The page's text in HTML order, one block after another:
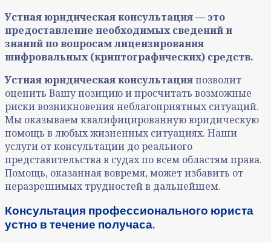
Устная юридическая консультация — это
предоставление необходимых сведений и
знаний по вопросам лицензирования
шифровальных (криптографических) средств.
Устная юридическая консультацияпозволит
оценить Вашу позицию и просчитать возможные
риски возникновения неблагоприятных ситуаций.
Мы оказываем квалифицированную юридическую
помощь в любых жизненных ситуациях. Наши
услуги от консультации до реального
представительства в судах по всем областям права.
Помощь, оказанная вовремя, может избавить от
неразрешимых трудностей в дальнейшем.
Консультация профессионального юриста
устно в течение получаса.